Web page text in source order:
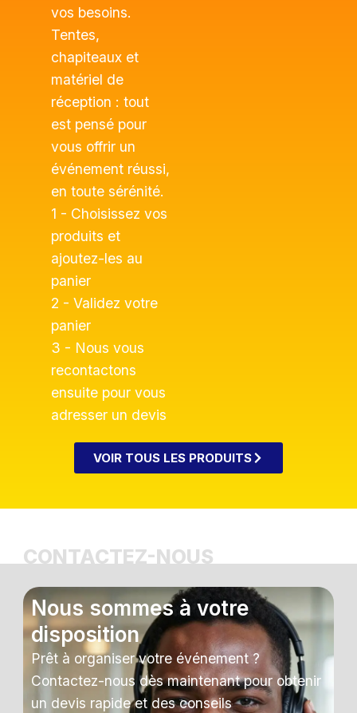
vos besoins.
Tentes,
chapiteaux et
matériel de
réception : tout
est pensé pour
vous offrir un
événement réussi,
en toute sérénité.
1 - Choisissez vos
produits et
ajoutez-les au
panier
2 - Validez votre
panier
3 - Nous vous
recontactons
ensuite pour vous
adresser un devis
VOIR TOUS LES PRODUITS
CONTACTEZ-NOUS
Nous sommes à votre
disposition
Prêt à organiser votre événement ?
Contactez-nous dès maintenant pour obtenir
un devis rapide et des conseils